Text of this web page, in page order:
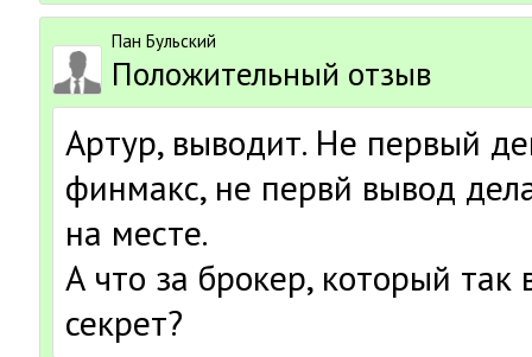
Пан Бульский
Положительный отзыв
Артур, выводит. Не первый
финмакс, не первй вывод
на месте.
А что за брокер, который так
секрет?